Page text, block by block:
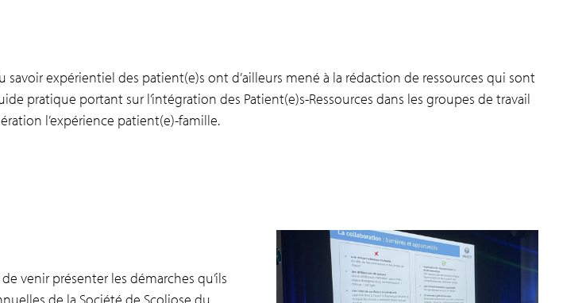
expérientiel des patient(e)s ont d’ailleurs mené à la rédaction de ressources qui sont
pratique portant sur l’intégration des Patient(e)s-Ressources dans les groupes de travail
l’expérience patient(e)-famille.
venir présenter les démarches qu’ils